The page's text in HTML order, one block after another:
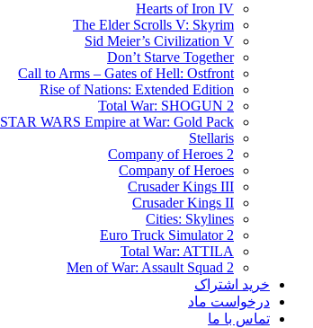
Hearts of Iron IV
The Elder Scrolls V: Skyrim
Sid Meier’s Civilization V
Don’t Starve Together
Call to Arms – Gates of Hell: Ostfront
Rise of Nations: Extended Edition
Total War: SHOGUN 2
STAR WARS Empire at War: Gold Pack
Stellaris
Company of Heroes 2
Company of Heroes
Crusader Kings III
Crusader Kings II
Cities: Skylines
Euro Truck Simulator 2
Total War: ATTILA
Men of War: Assault Squad 2
خرید اشتراک
درخواست ماد
تماس با ما